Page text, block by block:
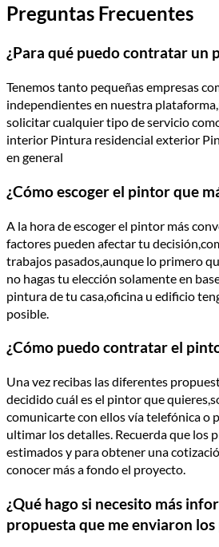
Preguntas Frecuentes
¿Para qué puedo contratar un
Tenemos tanto pequeñas empresas
independientes en nuestra
solicitar cualquier tipo de servicio
interior Pintura residencial exterior
en general
¿Cómo escoger el pintor que
A la hora de escoger el pintor más
factores pueden afectar tu
trabajos pasados,aunque lo primero
no hagas tu elección solamente en
pintura de tu casa,oficina u edificio
posible.
¿Cómo puedo contratar el
Una vez recibas las diferentes
decidido cuál es el pintor que
comunicarte con ellos ví­a telefónica o
ultimar los detalles. Recuerda que los
estimados y para obtener una
conocer más a fondo el proyecto.
¿Qué hago si necesito más
propuesta que me enviaron